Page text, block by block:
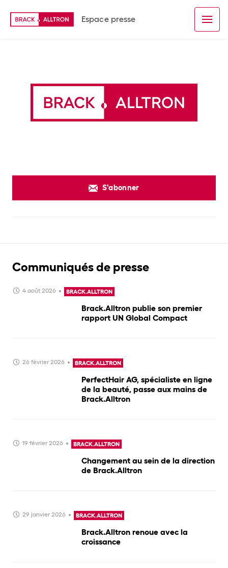
Espace presse
S'abonner
Communiqués de presse
4 août 2026 BRACK.ALLTRON
Brack.Alltron publie son premier
rapport UN Global Compact
26 février 2026 BRACK.ALLTRON
PerfectHair AG, spécialiste en ligne
de la beauté, passe aux mains de
Brack.Alltron
19 février 2026 BRACK.ALLTRON
Changement au sein de la direction
de Brack.Alltron
29 janvier 2026 BRACK.ALLTRON
Brack.Alltron renoue avec la
croissance